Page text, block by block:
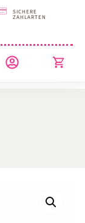
SICHERE
ZAHLARTEN